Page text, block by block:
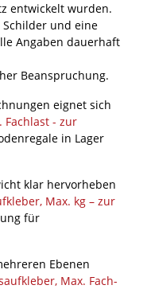
entwickelt wurden.
und eine
Angaben dauerhaft
Beanspruchung.
eignet sich
Fachlast - zur
in Lager
klar hervorheben
Max. kg – zur
für
Ebenen
Max. Fach-